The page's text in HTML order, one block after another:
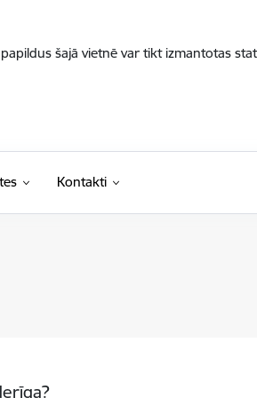
šajā vietnē var tikt izmantotas
Kontakti